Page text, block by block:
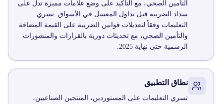
التأمين الصحي، مع التأكيد على وضع علامات مميزة تدل على
سداد الضريبة قبل تداول المعسل في الأسواق. تسري
التعليمات وفقاً لتعديلات قوانين الضريبة على القيمة المضافة
والتأمين الصحي، مع تحديثات دورية بالقرارات والمنشورات
الرسمية حتى نهاية 2025.
نطاق التطبيق
تسري التعليمات على المستوردين، المنتجين الصناعيين،